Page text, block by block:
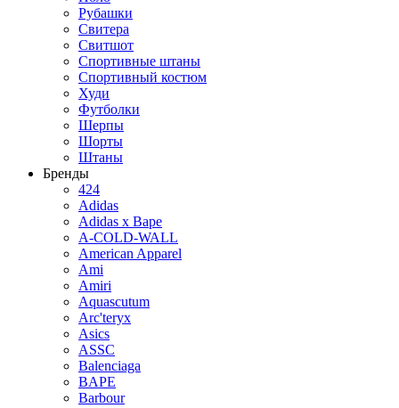
Рубашки
Свитера
Свитшот
Спортивные штаны
Спортивный костюм
Худи
Футболки
Шерпы
Шорты
Штаны
Бренды
424
Adidas
Adidas x Bape
A-COLD-WALL
American Apparel
Ami
Amiri
Aquascutum
Arc'teryx
Asics
ASSC
Balenciaga
BAPE
Barbour